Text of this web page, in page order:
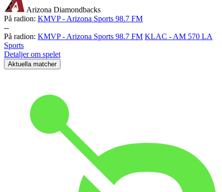
Arizona Diamondbacks
På radion: KMVP - Arizona Sports 98.7 FM
--
På radion: KMVP - Arizona Sports 98.7 FM KLAC - AM 570 LA
Sports
Detaljer om spelet
Aktuella matcher